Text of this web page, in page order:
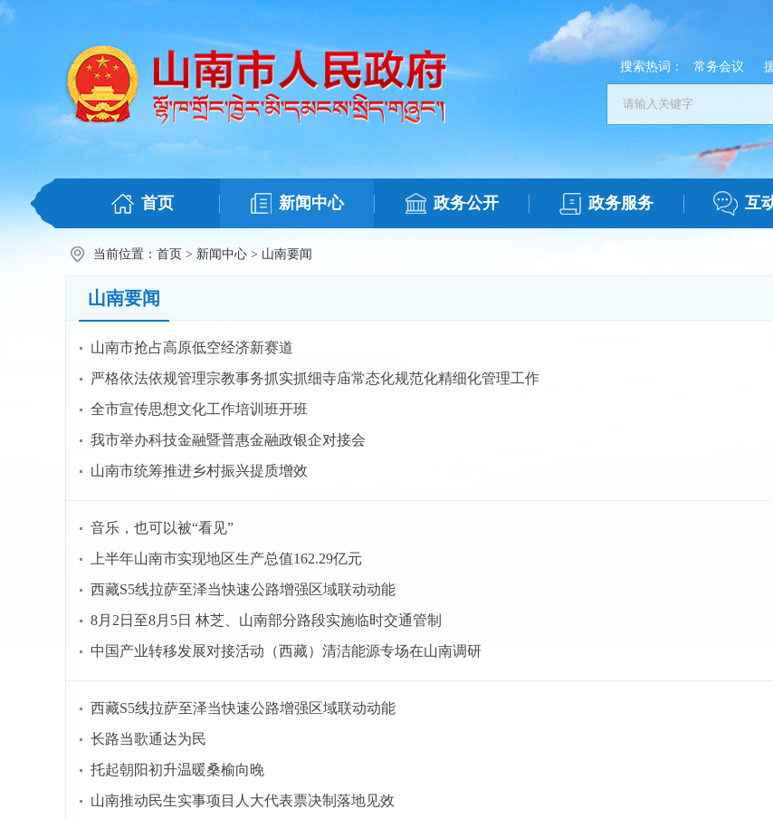
搜索热词： 常务会议
首页 新闻中心 政务公开 政务服务 互
当前位置： 首页 > 新闻中心 > 山南要闻
山南要闻
山南市抢占高原低空经济新赛道
严格依法依规管理宗教事务抓实抓细寺庙常态化规范化精细化管理工作
全市宣传思想文化工作培训班开班
我市举办科技金融暨普惠金融政银企对接会
山南市统筹推进乡村振兴提质增效
音乐，也可以被“看见”
上半年山南市实现地区生产总值162.29亿元
西藏S5线拉萨至泽当快速公路增强区域联动动能
8月2日至8月5日 林芝、山南部分路段实施临时交通管制
中国产业转移发展对接活动（西藏）清洁能源专场在山南调研
西藏S5线拉萨至泽当快速公路增强区域联动动能
长路当歌通达为民
托起朝阳初升温暖桑榆向晚
山南推动民生实事项目人大代表票决制落地见效